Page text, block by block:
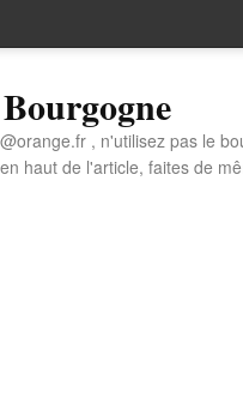
, n'utilisez pas le
haut de l'article, faites de